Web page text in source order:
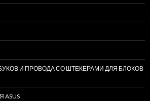
И ПРОВОДА СО ШТЕКЕРАМИ ДЛЯ БЛОКОВ